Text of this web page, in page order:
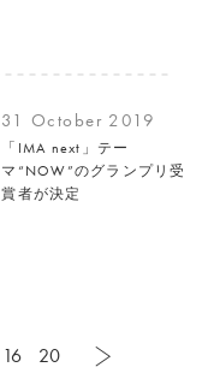
31 October 2019
「IMA next」テー
マ“NOW”のグランプリ受
賞者が決定
16 20